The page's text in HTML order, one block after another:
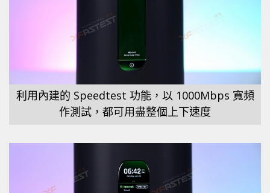
利用內建的 Speedtest 功能，以 1000Mbps 寬頻
作測試，都可用盡整個上下速度